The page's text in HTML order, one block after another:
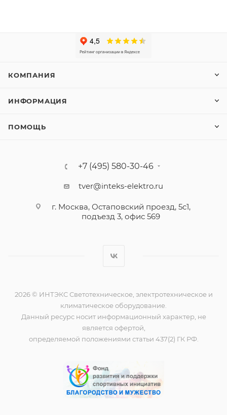
КОМПАНИЯ
ИНФОРМАЦИЯ
ПОМОЩЬ
+7 (495) 580-30-46
tver@inteks-elektro.ru
г. Москва, Остаповский проезд, 5с1,
подъезд 3, офис 569
2026 © ИНТЭКС Светотехническое, электротехническое и
климатическое оборудование.
Данный ресурс носит информационный характер, не
является офертой,
определяемой положениями статьи 437(2) ГК РФ.